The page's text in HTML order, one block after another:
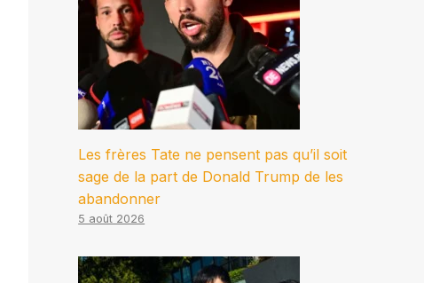
Les frères Tate ne pensent pas qu’il soit
sage de la part de Donald Trump de les
abandonner
5 août 2026